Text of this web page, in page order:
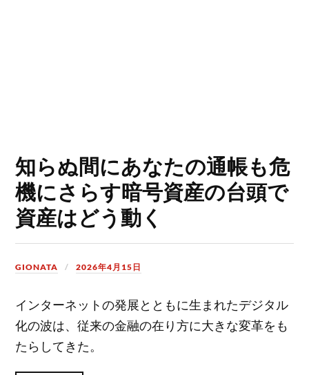
知らぬ間にあなたの通帳も危
機にさらす暗号資産の台頭で
資産はどう動く
GIONATA 2026年4月15日
インターネットの発展とともに生まれたデジタル
化の波は、従来の金融の在り方に大きな変革をも
たらしてきた。